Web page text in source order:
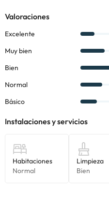
localidades cercanas o
consultar sus tarifas
alojamiento. Si tienes dudas,